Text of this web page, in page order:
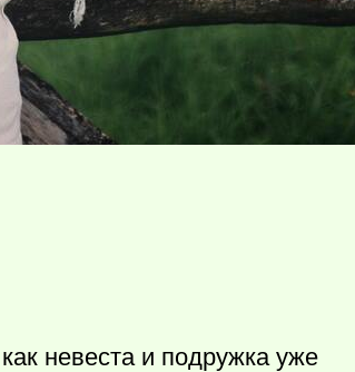
невеста и подружка уже